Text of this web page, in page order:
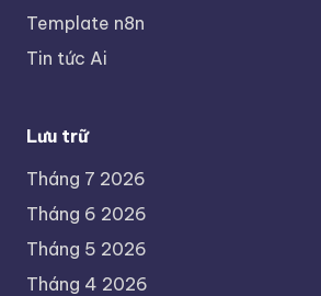
Template n8n
Tin tức Ai
Lưu trữ
Tháng 7 2026
Tháng 6 2026
Tháng 5 2026
Tháng 4 2026